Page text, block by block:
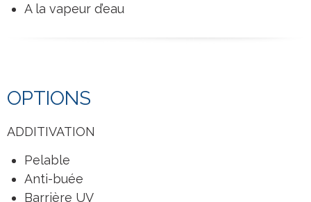
A la vapeur d’eau
OPTIONS
ADDITIVATION
Pelable
Anti-buée
Barrière UV